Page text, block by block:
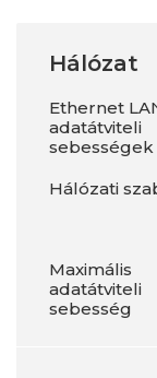
Hálózat
Ethernet
adatátviteli
sebességek
Hálózati
Maximális
adatátviteli
sebesség